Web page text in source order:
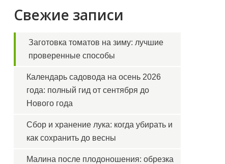
Свежие записи
Заготовка томатов на зиму: лучшие
проверенные способы
Календарь садовода на осень 2026
года: полный гид от сентября до
Нового года
Сбор и хранение лука: когда убирать и
как сохранить до весны
Малина после плодоношения: обрезка